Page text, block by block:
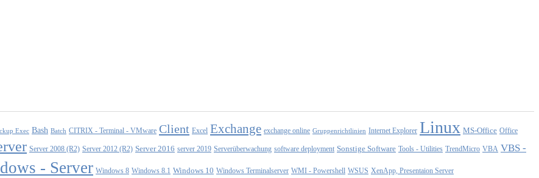
Exec Bash Batch CITRIX - Terminal - VMware Client Excel Exchange exchange online Gruppenrichtlinien Internet Explorer Linux MS-Office Office
Server 2008 (R2) Server 2012 (R2) Server 2016 server 2019 Serverüberwachung software deployment Sonstige Software Tools - Utilities TrendMicro VBA VBS -
- Server Windows 8 Windows 8.1 Windows 10 Windows Terminalserver WMI - Powershell WSUS XenApp, Presentaion Server